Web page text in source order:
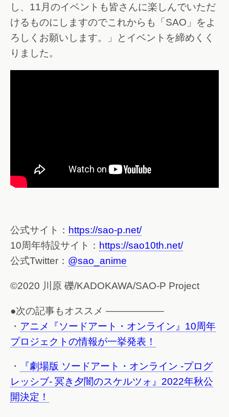
し、11月のイベントも皆さんに楽しんでいただ
けるものにしますのでこれからも「SAO」をよ
ろしくお願いします。」とイベントを締めくく
りました。
公式サイト： https://sao-p.net/
10周年特設サイト： https://sao10th.net/
公式Twitter： @sao_anime
©2020 川原 礫/KADOKAWA/SAO-P Project
●次の記事もオススメ ——————
・ アニメ『ソードアート・オンライン』10周年
プロジェクトの情報が一挙発表！
・
『劇場版 ソードアート・オンライン -プログ
レッシブ- 冥き夕闇のスケルツォ』2022年秋公
開決定！